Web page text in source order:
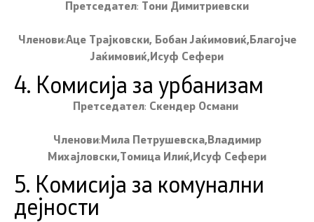
Претседател: Тони Димитриевски
Членови:Аце Трајковски, Бобан Јаќимовиќ,Благојче
Јаќимовиќ,Исуф Сефери
4. Комисија за урбанизам
Претседател: Скендер Османи
Членови: Мила Петрушевска,Владимир
Михајловски,Томица Илиќ,Исуф Сефери
5. Комисија за комунални
дејности